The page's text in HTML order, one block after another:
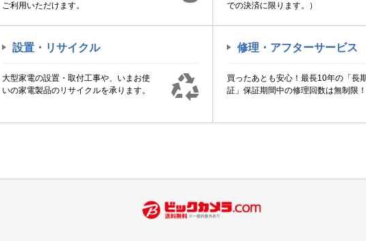
ご利用いただけます。
での決済に限ります。）
設置・リサイクル
大型家電の設置・取付工事や、いまお使
いの家電製品のリサイクルを承ります。
修理・アフターサービス
買ったあとも安心！最長10年の「長
証」保証期間中の修理回数は無制限！